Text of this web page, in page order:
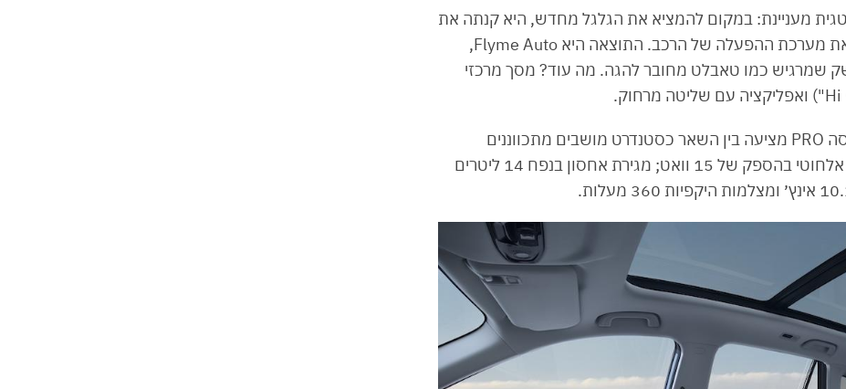
מעניינת: במקום להמציא את הגלגל מחדש, היא קנתה את
Meizu, יצרנית סמארטפונים, ונתנה לה לעצב את מערכת ההפעלה של הרכב. התוצאה היא Flyme Auto,
שמרגיש כמו טאבלט מחובר להגה. מה עוד? מסך מרכזי
עוד הבדלים בין שתי רמות הגימור: גרסת הכניסה PRO מציעה בין השאר כסטנדרט מושבים מתכווננים
חשמלית, מחוממים ומאווררים; משטח טעינה אלחוטי בהספק של 15 וואט; מגירת אחסון בנפח 14 ליטרים